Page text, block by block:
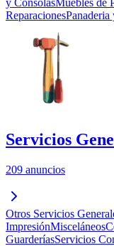
ReparacionesPanaderia
Servicios
209 anuncios
Otros Servicios
ImpresiónMisceláneos
GuarderíasServicios